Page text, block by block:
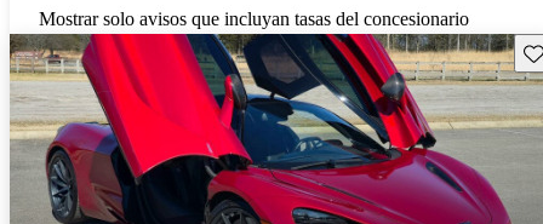
Mostrar solo avisos que incluyan tasas del concesionario